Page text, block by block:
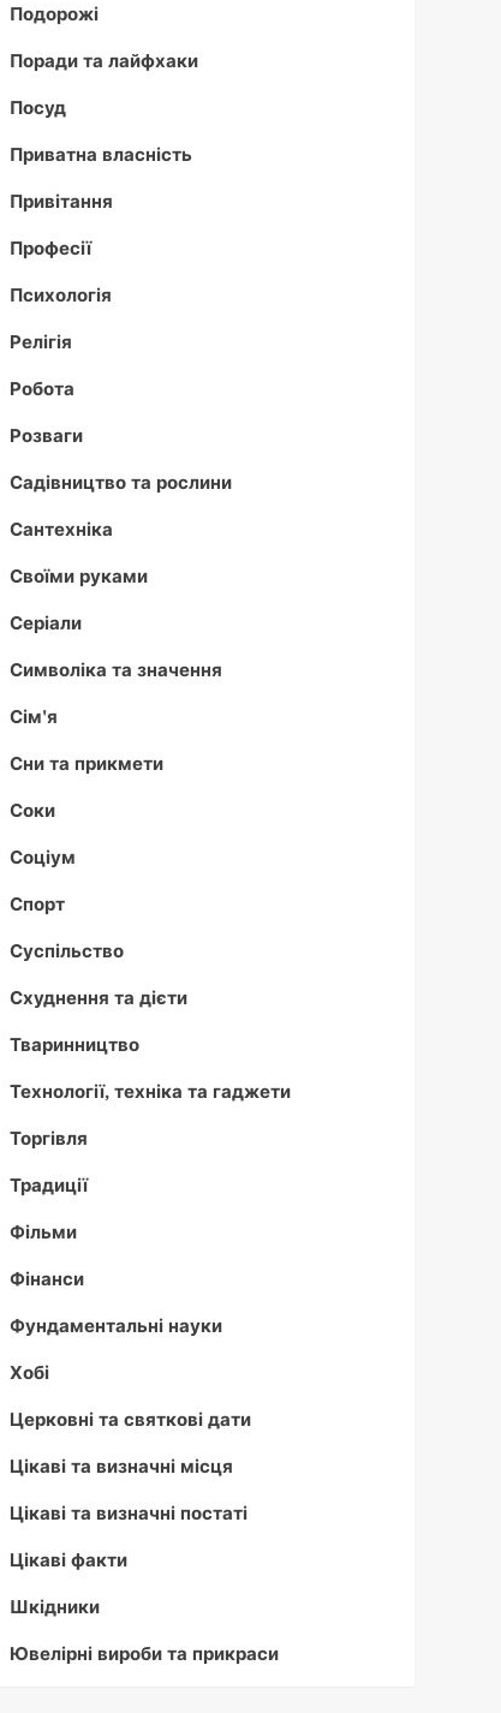
Подорожі
Поради та лайфхаки
Посуд
Приватна власність
Привітання
Професії
Психологія
Релігія
Робота
Розваги
Садівництво та рослини
Сантехніка
Своїми руками
Серіали
Символіка та значення
Сім'я
Сни та прикмети
Соки
Соціум
Спорт
Суспільство
Схуднення та дієти
Тваринництво
Технології, техніка та гаджети
Торгівля
Традиції
Фільми
Фінанси
Фундаментальні науки
Хобі
Церковні та святкові дати
Цікаві та визначні місця
Цікаві та визначні постаті
Цікаві факти
Шкідники
Ювелірні вироби та прикраси